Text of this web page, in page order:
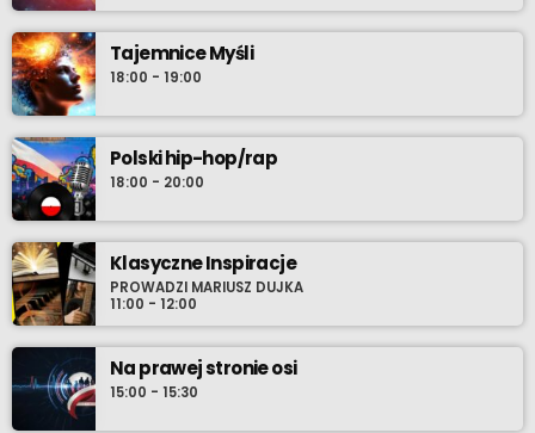
Tajemnice Myśli
18:00 - 19:00
Polski hip-hop/rap
18:00 - 20:00
Klasyczne Inspiracje
PROWADZI MARIUSZ DUJKA
11:00 - 12:00
Na prawej stronie osi
15:00 - 15:30